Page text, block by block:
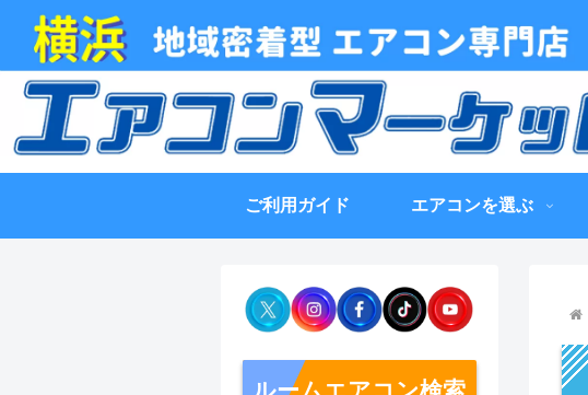
ご利用ガイド エアコンを選ぶ